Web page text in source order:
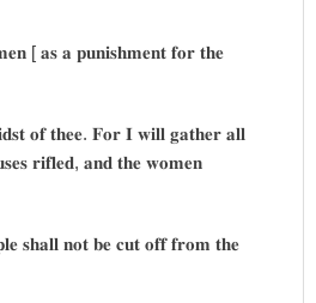
[ 𝐚𝐬 𝐚 𝐩𝐮𝐧𝐢𝐬𝐡𝐦𝐞𝐧𝐭 𝐟𝐨𝐫 𝐭𝐡𝐞
𝐨𝐟 𝐭𝐡𝐞𝐞. 𝐅𝐨𝐫 𝐈 𝐰𝐢𝐥𝐥 𝐠𝐚𝐭𝐡𝐞𝐫 𝐚𝐥𝐥
𝐫𝐢𝐟𝐥𝐞𝐝, 𝐚𝐧𝐝 𝐭𝐡𝐞 𝐰𝐨𝐦𝐞𝐧
𝐬𝐡𝐚𝐥𝐥 𝐧𝐨𝐭 𝐛𝐞 𝐜𝐮𝐭 𝐨𝐟𝐟 𝐟𝐫𝐨𝐦 𝐭𝐡𝐞